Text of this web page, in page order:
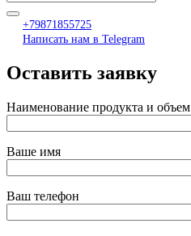
+79871855725
Написать нам в Telegram
Оставить заявку
Наименование продукта и объем
Ваше имя
Ваш телефон